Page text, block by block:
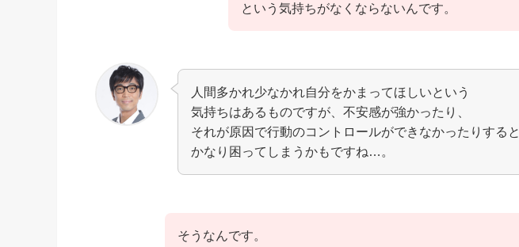
という気持ちがなくならないんです。
人間多かれ少なかれ自分をかまってほしいという
気持ちはあるものですが、不安感が強かったり、
それが原因で行動のコントロールができなかったりすると
かなり困ってしまうかもですね…。
そうなんです。